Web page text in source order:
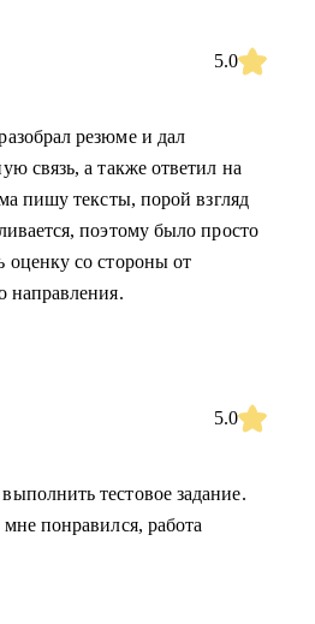
5.0
резюме и дал
связь, а также ответил на
пишу тексты, порой взгляд
поэтому было просто
оценку со стороны от
направления.
5.0
тестовое задание.
понравился, работа